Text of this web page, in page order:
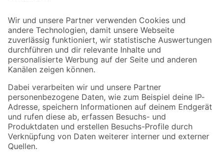
Der toom Newsletter: Keine Angebote und Aktionen mehr verpassen!
Zur Newsletter Anmeldung
Folge uns
Zahlungsarten Versandarten